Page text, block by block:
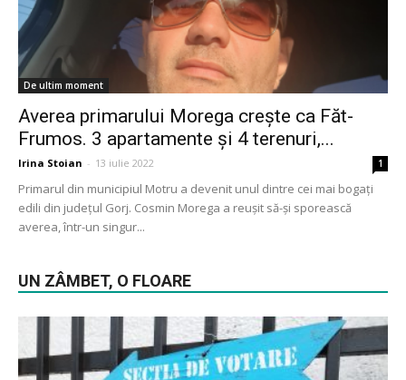
De ultim moment
Averea primarului Morega crește ca Făt-
Frumos. 3 apartamente și 4 terenuri,...
Irina Stoian - 13 iulie 2022 1
Primarul din municipiul Motru a devenit unul dintre cei mai bogați
edili din județul Gorj. Cosmin Morega a reușit să-și sporească
averea, într-un singur...
UN ZÂMBET, O FLOARE